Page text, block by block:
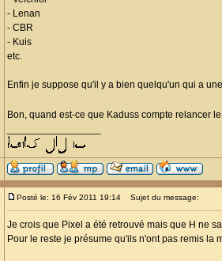
- Lenan
- CBR
- Kuis
etc.
Enfin je suppose qu'il y a bien quelqu'un qui a
Bon, quand est-ce que Kaduss compte relancer
Posté le: 16 Fév 2011 19:14 Sujet du message:
Je crois que Pixel a été retrouvé mais que H ne
Pour le reste je présume qu'ils n'ont pas remis la